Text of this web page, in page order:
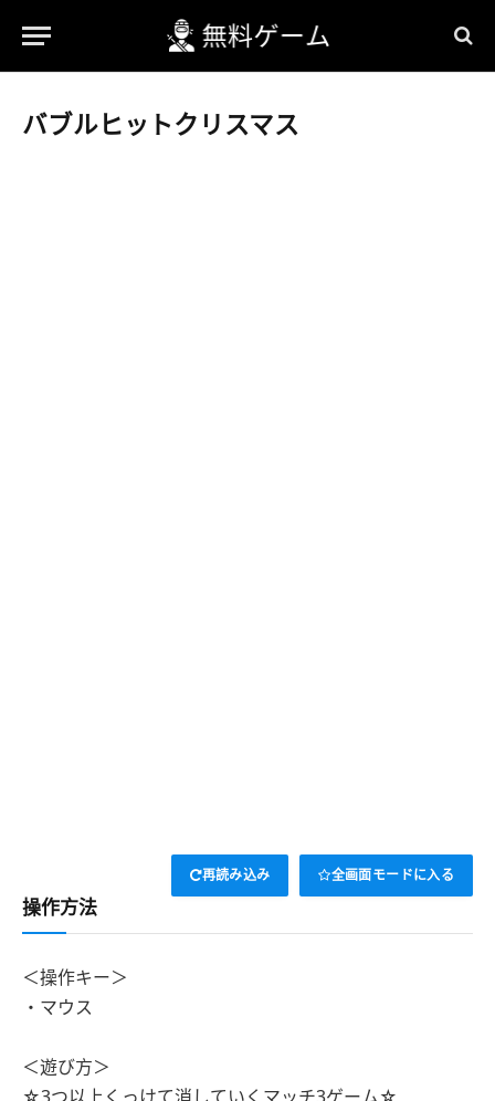
バブルヒットクリスマス
再読み込み 全画面モードに入る
操作方法
＜操作キー＞
・マウス
＜遊び方＞
☆3つ以上くっけて消していくマッチ3ゲーム☆